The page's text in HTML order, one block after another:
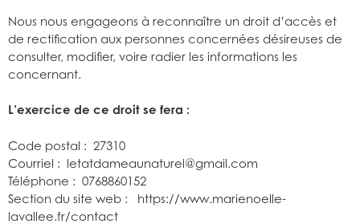
Nous nous engageons à reconnaître un droit d’accès et
de rectification aux personnes concernées désireuses de
consulter, modifier, voire radier les informations les
concernant.
L’exercice de ce droit se fera :
Code postal : 27310
Courriel : letatdameaunaturel@gmail.com
Téléphone : 0768860152
Section du site web : https://www.marienoelle-
lavallee.fr/contact